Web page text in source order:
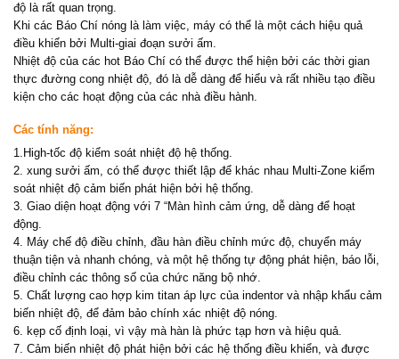
độ là rất quan trọng.
Khi các Báo Chí nóng là làm việc, máy có thể là một cách hiệu quả
điều khiển bởi Multi-giai đoạn sưởi ấm.
Nhiệt độ của các hot Báo Chí có thể được thể hiện bởi các thời gian
thực đường cong nhiệt độ, đó là dễ dàng để hiểu và rất nhiều tạo điều
kiện cho các hoạt động của các nhà điều hành.
Các tính năng:
1.High-tốc độ kiểm soát nhiệt độ hệ thống.
2. xung sưởi ấm, có thể được thiết lập để khác nhau Multi-Zone kiểm
soát nhiệt độ cảm biến phát hiện bởi hệ thống.
3. Giao diện hoạt động với 7 “Màn hình cảm ứng, dễ dàng để hoạt
động.
4. Máy chế độ điều chỉnh, đầu hàn điều chỉnh mức độ, chuyển máy
thuận tiện và nhanh chóng, và một hệ thống tự động phát hiện, báo lỗi,
điều chỉnh các thông số của chức năng bộ nhớ.
5. Chất lượng cao hợp kim titan áp lực của indentor và nhập khẩu cảm
biến nhiệt độ, để đảm bảo chính xác nhiệt độ nóng.
6. kẹp cố định loại, vì vậy mà hàn là phức tạp hơn và hiệu quả.
7. Cảm biến nhiệt độ phát hiện bởi các hệ thống điều khiển, và được